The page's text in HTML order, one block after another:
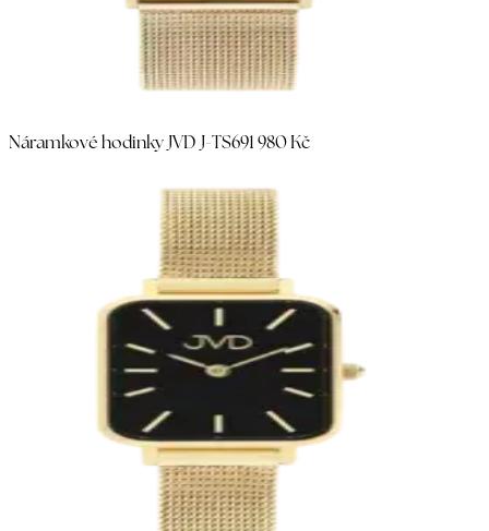
Náramkové hodinky JVD J-TS691 980 Kč